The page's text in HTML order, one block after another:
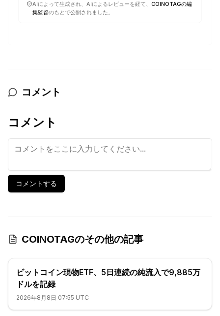
AIによって生成され、AIによるレビューを経て、 COINOTAGの編
集監督のもとで公開されました。
コメント
コメント
コメントする
COINOTAGのその他の記事
ビットコイン現物ETF、5日連続の純流入で9,885万
ドルを記録
2026年8月8日 07:55 UTC